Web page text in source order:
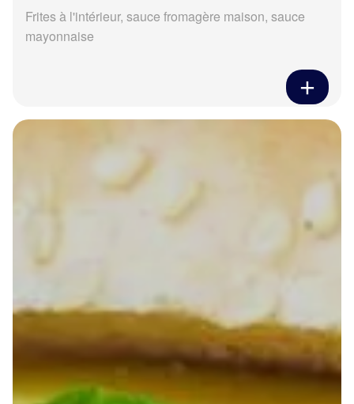
Frites à l'intérieur, sauce fromagère maison, sauce
mayonnaise